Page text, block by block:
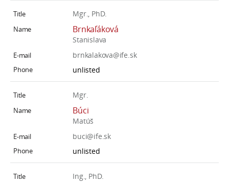
Mgr., PhD.
Brnkaľáková
Stanislava
brnkalakova@ife.sk
unlisted
Mgr.
Búci
Matúš
buci@ife.sk
unlisted
Ing., PhD.